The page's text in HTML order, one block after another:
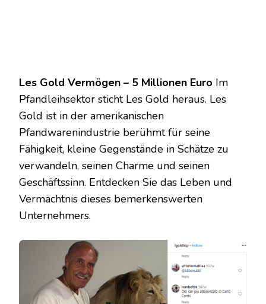
Les Gold Vermögen – 5 Millionen Euro Im
Pfandleihsektor sticht Les Gold heraus. Les
Gold ist in der amerikanischen
Pfandwarenindustrie berühmt für seine
Fähigkeit, kleine Gegenstände in Schätze zu
verwandeln, seinen Charme und seinen
Geschäftssinn. Entdecken Sie das Leben und
Vermächtnis dieses bemerkenswerten
Unternehmers.